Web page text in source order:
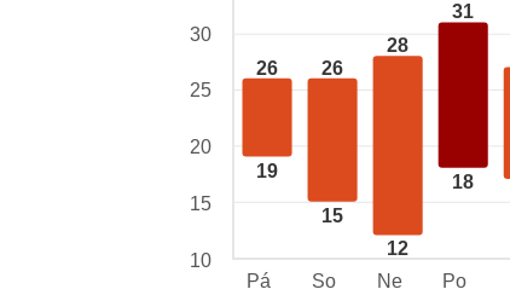
26
19
26
15
28
12
31
18
30
25
20
15
10
Pá
So Ne Po